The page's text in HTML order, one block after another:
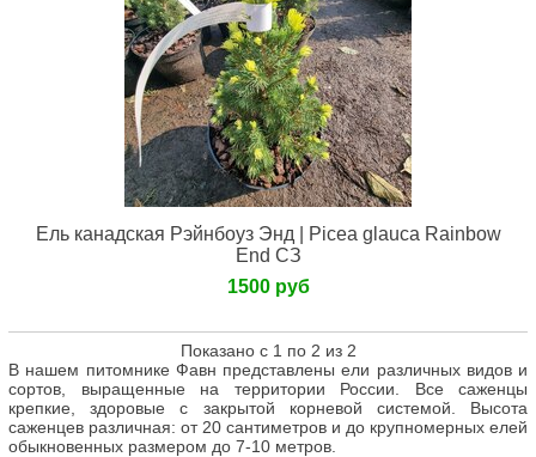
Ель канадская Рэйнбоуз Энд | Picea glauca Rainbow
End СЗ
1500 руб
Показано с 1 по 2 из 2
В нашем питомнике Фавн представлены ели различных видов и
сортов, выращенные на территории России. Все саженцы
крепкие, здоровые с закрытой корневой системой. Высота
саженцев различная: от 20 сантиметров и до крупномерных елей
обыкновенных размером до 7-10 метров.